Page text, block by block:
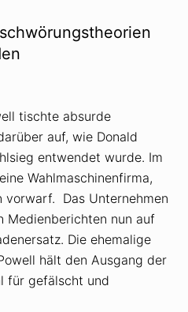
tischte absurde
auf, wie Donald
entwendet wurde. Im
Wahlmaschinenfirma,
vorwarf. Das Unternehmen
Medienberichten nun auf
Die ehemalige
hält den Ausgang der
für gefälscht und